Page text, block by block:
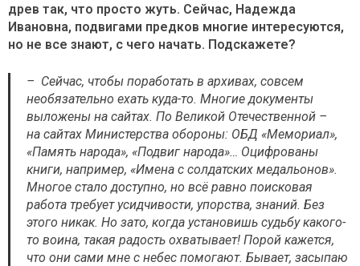
древ так, что просто жуть. Сейчас, Надежда
Ивановна, подвигами предков многие интересуются,
но не все знают, с чего начать. Подскажете?
– Сейчас, чтобы поработать в архивах, совсем
необязательно ехать куда-то. Многие документы
выложены на сайтах. По Великой Отечественной –
на сайтах Министерства обороны: ОБД «Мемориал»,
«Память народа», «Подвиг народа»… Оцифрованы
книги, например, «Имена с солдатских медальонов».
Многое стало доступно, но всё равно поисковая
работа требует усидчивости, упорства, знаний. Без
этого никак. Но зато, когда установишь судьбу какого-
то воина, такая радость охватывает! Порой кажется,
что они сами мне с небес помогают. Бывает, засыпаю